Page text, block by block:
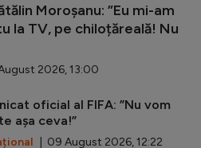
Moroșanu: ”Eu mi-am
la TV, pe chiloțăreală! Nu
2026, 13:00
oficial al FIFA: ”Nu vom
așa ceva!”
| 09 August 2026, 12:22